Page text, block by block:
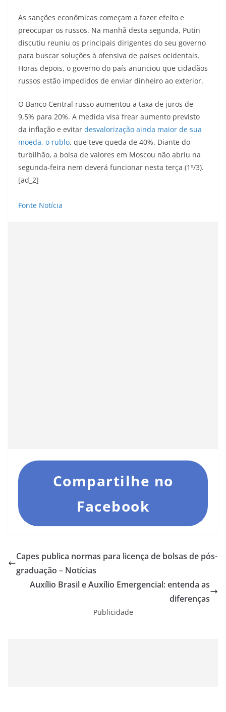
As sanções econômicas começam a fazer efeito e
preocupar os russos. Na manhã desta segunda, Putin
discutiu reuniu os principais dirigentes do seu governo
para buscar soluções à ofensiva de países ocidentais.
Horas depois, o governo do país anunciou que cidadãos
russos estão impedidos de enviar dinheiro ao exterior.
O Banco Central russo aumentou a taxa de juros de
9,5% para 20%. A medida visa frear aumento previsto
da inflação e evitar desvalorização ainda maior de sua
moeda, o rublo, que teve queda de 40%. Diante do
turbilhão, a bolsa de valores em Moscou não abriu na
segunda-feira nem deverá funcionar nesta terça (1º/3).
[ad_2]
Fonte Notícia
Compartilhe no
Facebook
Capes publica normas para licença de bolsas de pós-
graduação – Notícias
Auxílio Brasil e Auxílio Emergencial: entenda as
diferenças
Publicidade